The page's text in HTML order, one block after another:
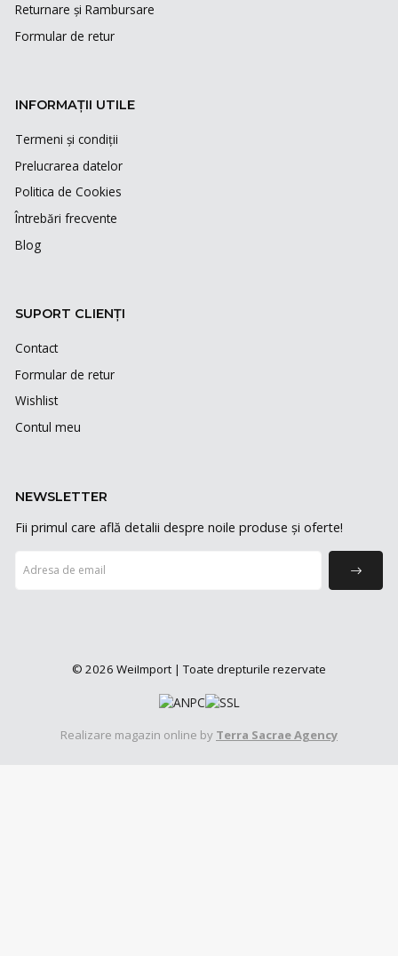
Returnare și Rambursare
Formular de retur
INFORMAȚII UTILE
Termeni și condiții
Prelucrarea datelor
Politica de Cookies
Întrebări frecvente
Blog
SUPORT CLIENȚI
Contact
Formular de retur
Wishlist
Contul meu
NEWSLETTER
Fii primul care află detalii despre noile produse și oferte!
© 2026 WeiImport | Toate drepturile rezervate
Realizare magazin online by Terra Sacrae Agency